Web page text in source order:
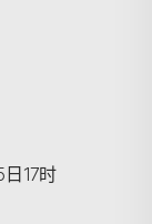
17时